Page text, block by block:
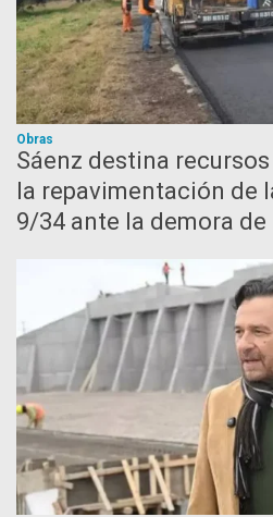
Obras
Sáenz destina
la repavimentación de
9/34 ante la demora de